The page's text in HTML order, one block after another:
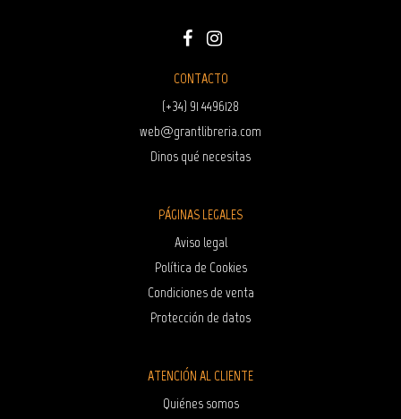
CONTACTO
(+34) 91 4496128
web@grantlibreria.com
Dinos qué necesitas
PÁGINAS LEGALES
Aviso legal
Política de Cookies
Condiciones de venta
Protección de datos
ATENCIÓN AL CLIENTE
Quiénes somos